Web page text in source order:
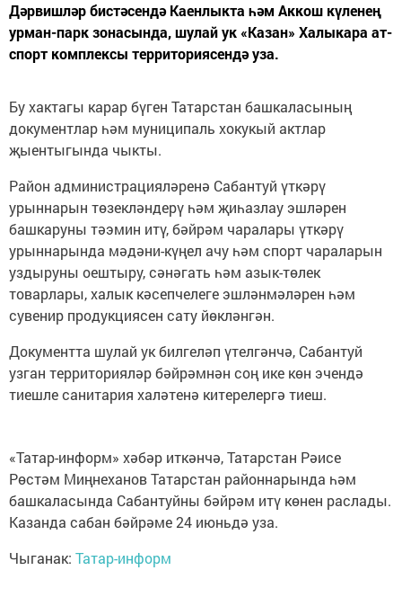
Дәрвишләр бистәсендә Каенлыкта һәм Аккош күленең
урман-парк зонасында, шулай ук «Казан» Халыкара ат-
спорт комплексы территориясендә уза.
Бу хактагы карар бүген Татарстан башкаласының
документлар һәм муниципаль хокукый актлар
җыентыгында чыкты.
Район администрацияләренә Сабантуй үткәрү
урыннарын төзекләндерү һәм җиһазлау эшләрен
башкаруны тәэмин итү, бәйрәм чаралары үткәрү
урыннарында мәдәни-күңел ачу һәм спорт чараларын
уздыруны оештыру, сәнәгать һәм азык-төлек
товарлары, халык кәсепчелеге эшләнмәләрен һәм
сувенир продукциясен сату йөкләнгән.
Документта шулай ук билгеләп үтелгәнчә, Сабантуй
узган территорияләр бәйрәмнән соң ике көн эчендә
тиешле санитария халәтенә китерелергә тиеш.
«Татар-информ» хәбәр иткәнчә, Татарстан Рәисе
Рөстәм Миңнеханов Татарстан районнарында һәм
башкаласында Сабантуйны бәйрәм итү көнен раслады.
Казанда сабан бәйрәме 24 июньдә уза.
Чыганак: Татар-информ